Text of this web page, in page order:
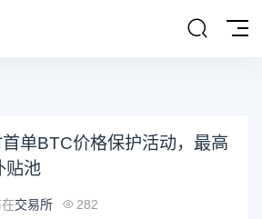
单BTC价格保护活动，最高
贴池
交易所 282